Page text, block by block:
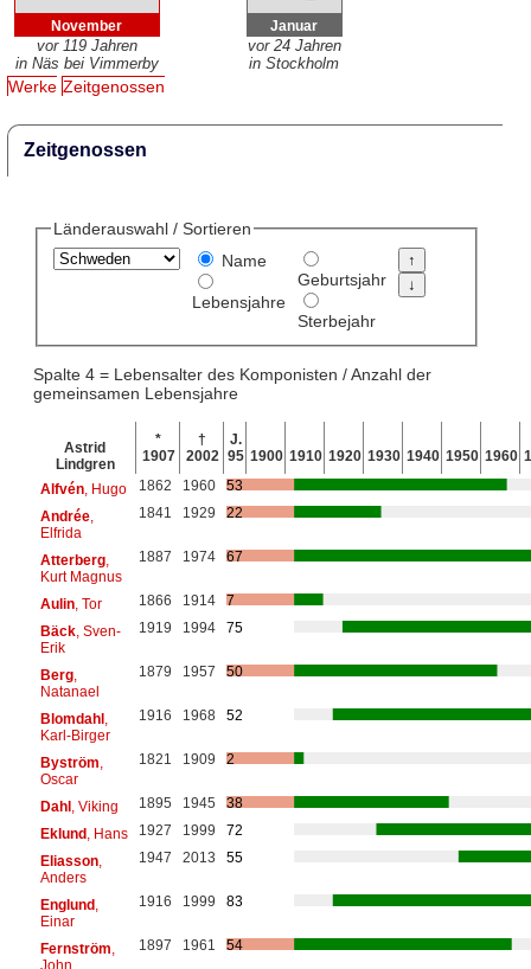
November
vor 119 Jahren
in Näs bei Vimmerby
Januar
vor 24 Jahren
in Stockholm
Werke Zeitgenossen
Zeitgenossen
Länderauswahl / Sortieren
Name
Lebensjahre
Geburtsjahr
Sterbejahr
Spalte 4 = Lebensalter des Komponisten / Anzahl der
gemeinsamen Lebensjahre
Astrid
Lindgren
*
1907
†
2002
J.
95 1900 1910 1920 1930 1940 1950 1960
Alfvén, Hugo 1862 1960
53
Andrée,
Elfrida
1841 1929 22
Atterberg,
Kurt Magnus
1887 1974 67
Aulin, Tor 1866 1914
7
Bäck, Sven-
Erik
1919 1994 75
Berg,
Natanael
1879 1957 50
Blomdahl,
Karl-Birger
1916 1968 52
Byström
Oscar
1821 1909 2
Dahl, Viking 1895 1945
38
Eklund, Hans 1927 1999
72
Eliasson,
Anders
1947 2013 55
Englund,
Einar
1916 1999 83
Fernström
John
1897 1961 54